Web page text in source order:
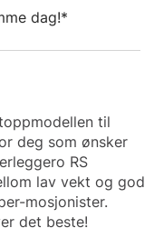
dag!*
til
deg som ønsker
RS
lav vekt og god
mosjonister.
det beste!